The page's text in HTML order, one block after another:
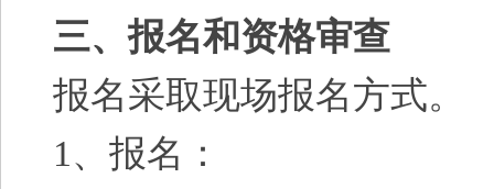
三、报名和资格审查
报名采取现场报名方式。
1、报名：